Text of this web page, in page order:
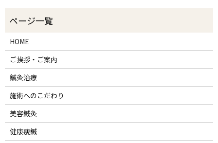
HOME
ご挨拶・ご案内
鍼灸治療
施術へのこだわり
美容鍼灸
健康痩鍼